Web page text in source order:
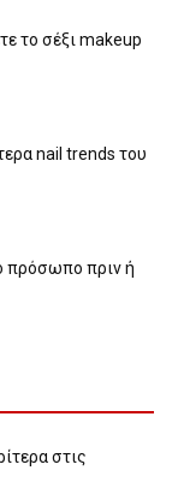
το σέξι makeup
nail trends του
πρόσωπο πριν ή
στις